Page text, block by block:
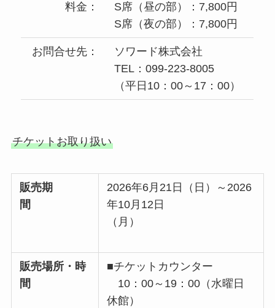
料金：
S席（昼の部）：7,800円
S席（夜の部）：7,800円
お問合せ先：
ソワード株式会社
TEL：099-223-8005
（平日10：00～17：00）
チケットお取り扱い
販売期
間
2026年6月21日（日）～2026
年10月12日
（月）
販売場所・時
間
■チケットカウンター
10：00～19：00（水曜日
休館）